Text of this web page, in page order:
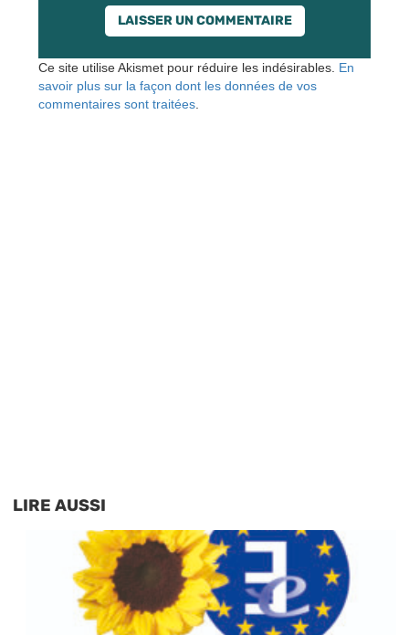
Ce site utilise Akismet pour réduire les indésirables. En
savoir plus sur la façon dont les données de vos
commentaires sont traitées
LIRE AUSSI